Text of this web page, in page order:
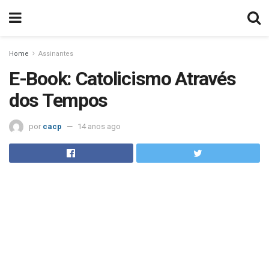
Home Assinantes
E-Book: Catolicismo Através
dos Tempos
por cacp 14 anos ago